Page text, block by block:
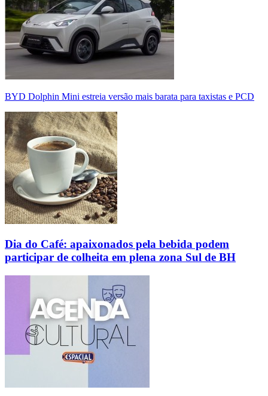
BYD Dolphin Mini estreia versão mais barata para taxistas e PCD
Dia do Café: apaixonados pela bebida podem
participar de colheita em plena zona Sul de BH